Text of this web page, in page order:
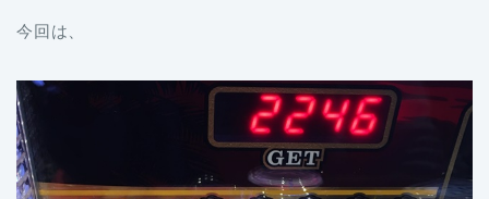
今回は、